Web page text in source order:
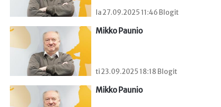
la 27.09.2025 11:46 Blogit
Mikko Paunio
ti 23.09.2025 18:18 Blogit
Mikko Paunio